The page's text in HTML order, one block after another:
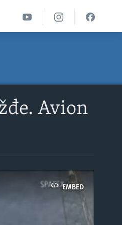
Avion
EMBED